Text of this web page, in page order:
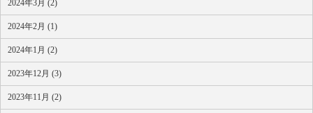
2024年3月 (2)
2024年2月 (1)
2024年1月 (2)
2023年12月 (3)
2023年11月 (2)